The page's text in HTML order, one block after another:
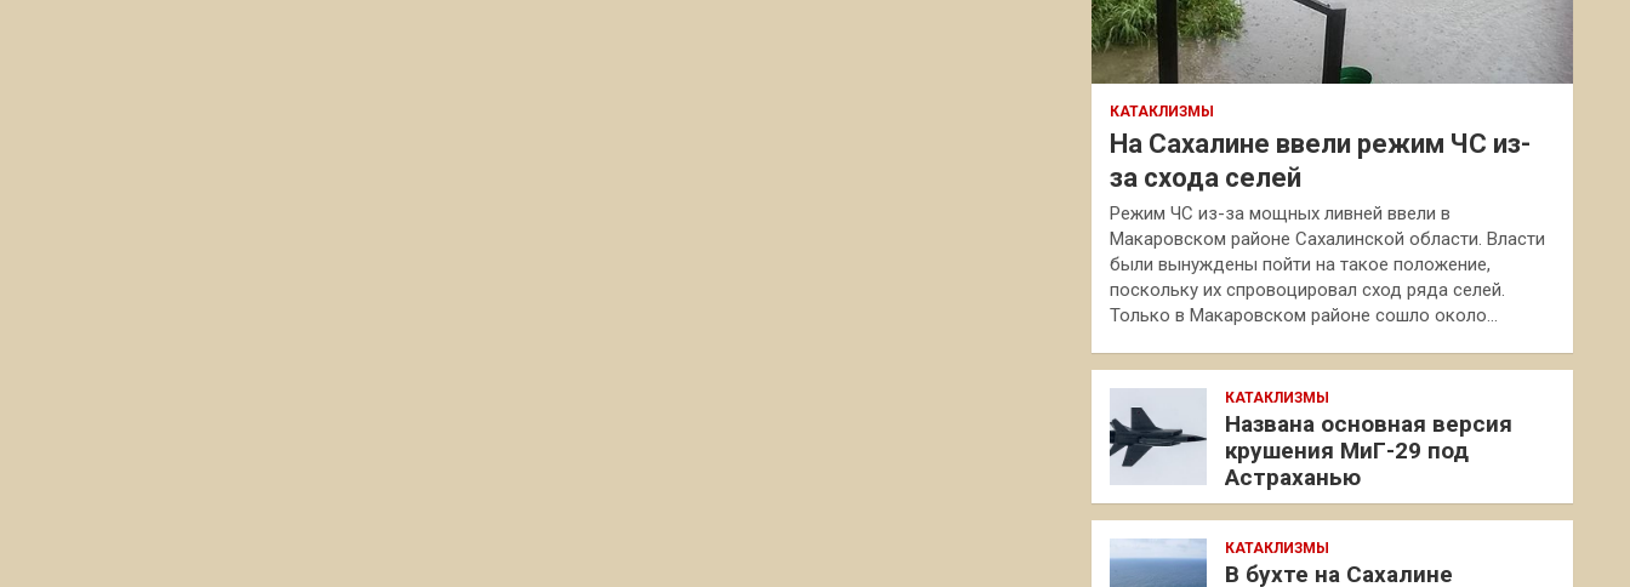
КАТАКЛИЗМЫ
На Сахалине ввели режим ЧС из-
за схода селей
Режим ЧС из-за мощных ливней ввели в
Макаровском районе Сахалинской области. Власти
были вынуждены пойти на такое положение,
поскольку их спровоцировал сход ряда селей.
Только в Макаровском районе сошло около…
КАТАКЛИЗМЫ
Названа основная версия
крушения МиГ-29 под
Астраханью
КАТАКЛИЗМЫ
В бухте на Сахалине